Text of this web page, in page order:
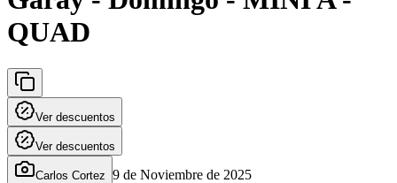
QUAD
Ver descuentos
Ver descuentos
Carlos Cortez 9 de Noviembre de 2025